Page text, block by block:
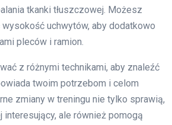
tkanki tłuszczowej. Możesz
uchwytów, aby dodatkowo
pleców i ramion.
z różnymi technikami, aby znaleźć
twoim potrzebom i celom
zmiany w treningu nie tylko sprawią,
interesujący, ale również pomogą